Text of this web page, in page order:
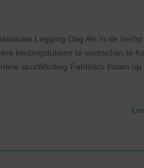
Legging Dag Als in de herfst
kledingstukken te voorschijn te
sportkleding Fabletics kwam op